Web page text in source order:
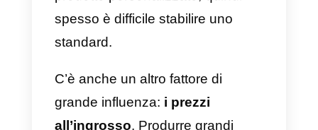
businesse soddisfano le
esigenze di crescita.
pilastri portanti per la